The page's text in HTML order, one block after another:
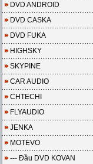
DVD ANDROID
DVD CASKA
DVD FUKA
HIGHSKY
SKYPINE
CAR AUDIO
CHTECHI
FLYAUDIO
JENKA
MOTEVO
--- Đầu DVD KOVAN